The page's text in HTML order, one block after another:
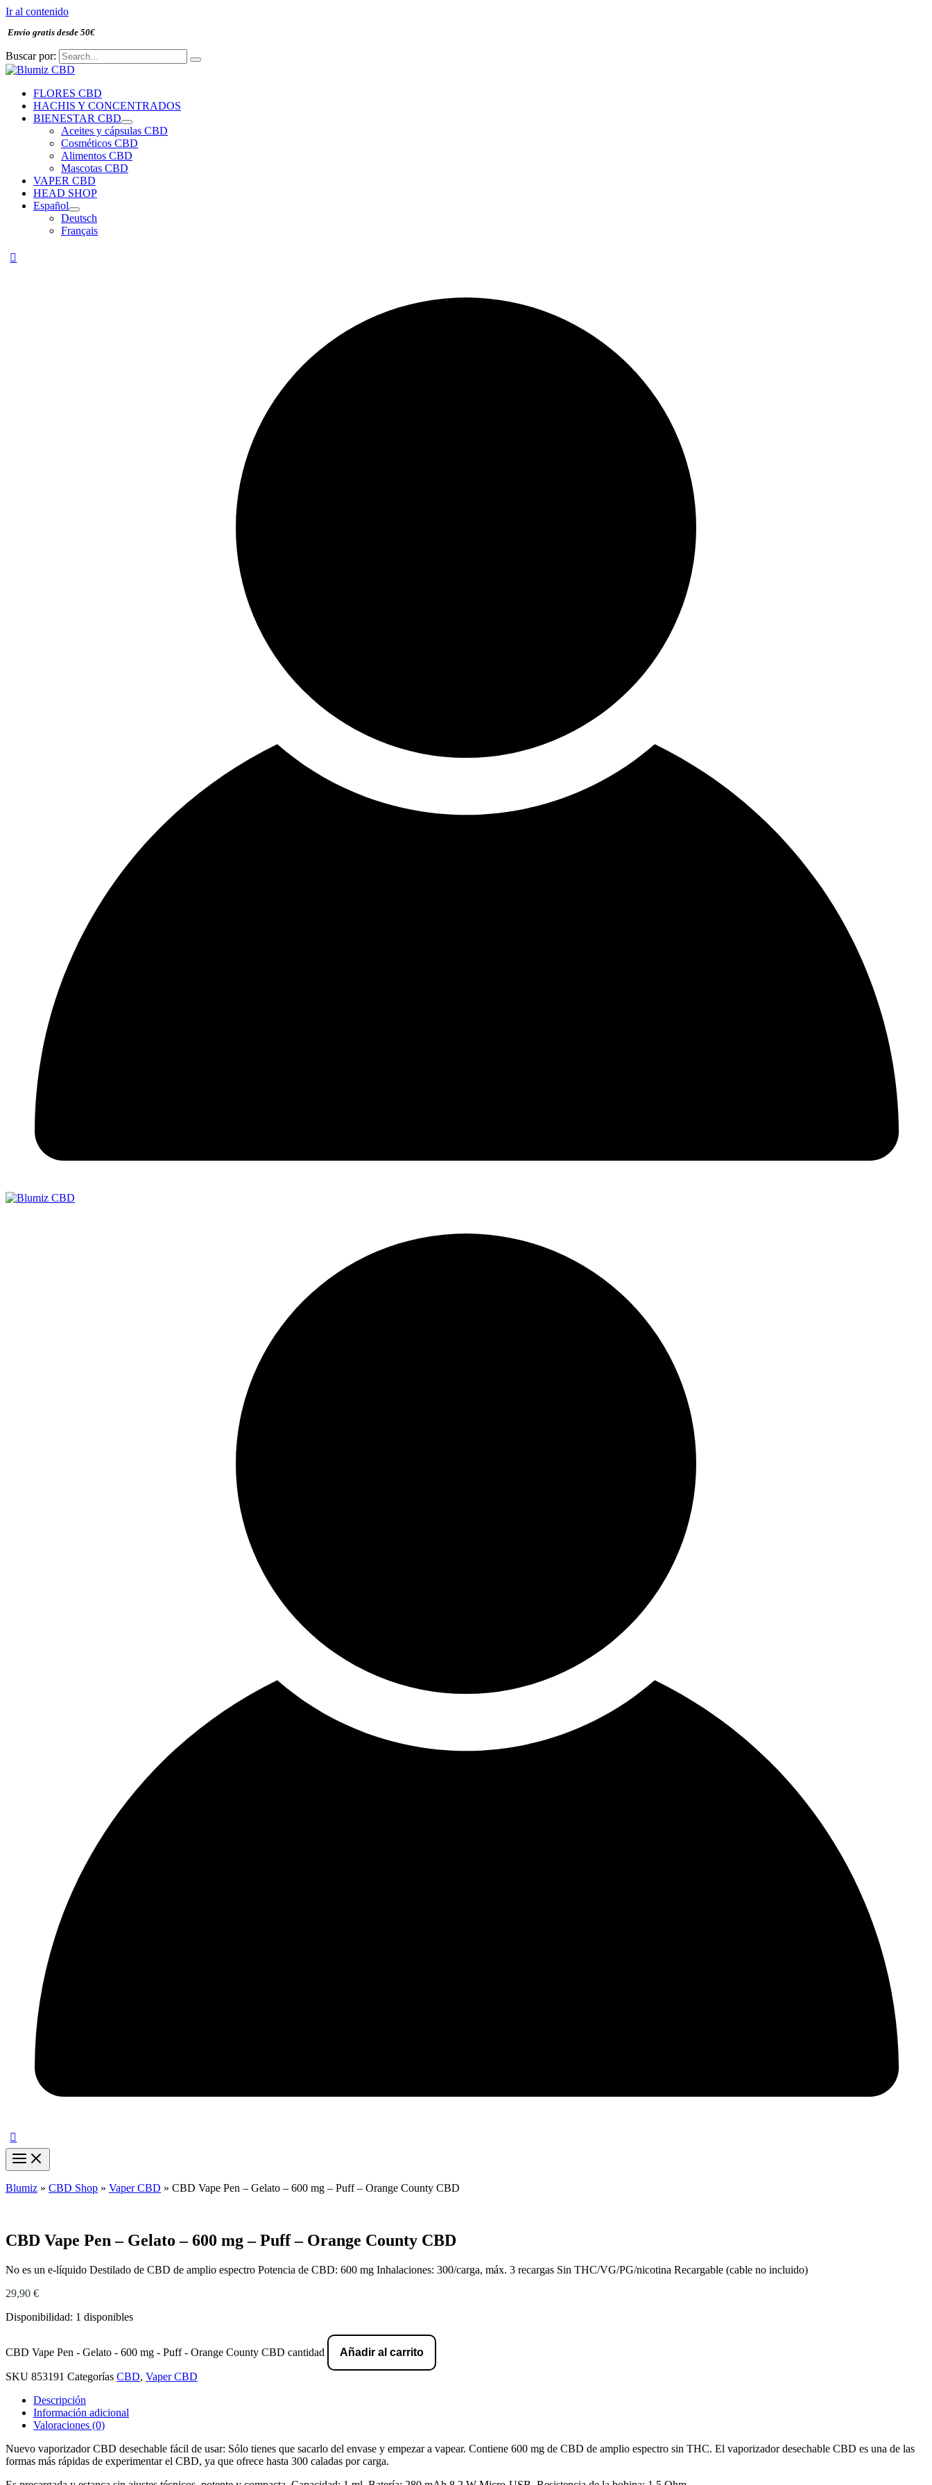
Ir al contenido
Envío gratis desde 50€
Buscar por:
FLORES CBD
HACHIS Y CONCENTRADOS
BIENESTAR CBD
Aceites y cápsulas CBD
Cosméticos CBD
Alimentos CBD
Mascotas CBD
VAPER CBD
HEAD SHOP
Español
Deutsch
Français
Blumiz » CBD Shop » Vaper CBD » CBD Vape Pen – Gelato – 600 mg – Puff – Orange County CBD
CBD Vape Pen – Gelato – 600 mg – Puff – Orange County CBD
No es un e-líquido Destilado de CBD de amplio espectro Potencia de CBD: 600 mg Inhalaciones: 300/carga, máx. 3 recargas Sin THC/VG/PG/nicotina Recargable (cable no incluido)
29,90 €
Disponibilidad: 1 disponibles
CBD Vape Pen - Gelato - 600 mg - Puff - Orange County CBD cantidad Añadir al carrito
SKU 853191 Categorías CBD, Vaper CBD
Descripción
Información adicional
Valoraciones (0)
Nuevo vaporizador CBD desechable fácil de usar: Sólo tienes que sacarlo del envase y empezar a vapear. Contiene 600 mg de CBD de amplio espectro sin THC. El vaporizador desechable CBD es una de las
formas más rápidas de experimentar el CBD, ya que ofrece hasta 300 caladas por carga.